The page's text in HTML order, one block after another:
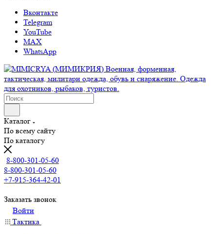
Вконтакте
Telegram
YouTube
MAX
WhatsApp
Каталог
По всему сайту
По каталогу
8-800-301-05-60
8-800-301-05-60
+7-915-364-42-01
Заказать звонок
Войти
Тактика